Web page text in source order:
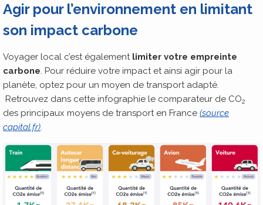
Agir pour l’environnement en limitant
son impact carbone
Voyager local c’est également limiter votre empreinte
carbone. Pour réduire votre impact et ainsi agir pour la
planète, optez pour un moyen de transport adapté.
Retrouvez dans cette infographie le comparateur de CO2
des principaux moyens de transport en France (source
capital.fr).